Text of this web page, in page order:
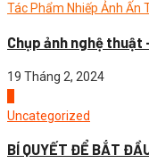
Tác Phẩm Nhiếp Ảnh Ấn
Chụp ảnh nghệ thuật
19 Tháng 2, 2024
Uncategorized
BÍ QUYẾT ĐỂ BẮT